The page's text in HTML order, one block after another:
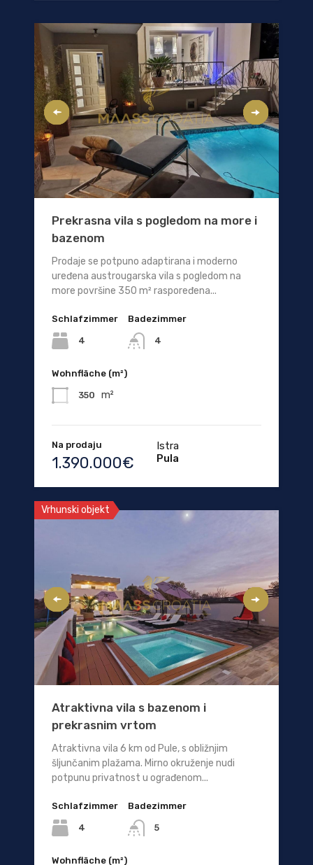
Prekrasna vila s pogledom na more i
bazenom
Prodaje se potpuno adaptirana i moderno
uređena austrougarska vila s pogledom na
more površine 350 m² raspoređena...
Schlafzimmer
4
Badezimmer
4
Wohnfläche (m²)
350 m²
Na prodaju
1.390.000€
Istra
Pula
Vrhunski objekt
Atraktivna vila s bazenom i
prekrasnim vrtom
Atraktivna vila 6 km od Pule, s obližnjim
šljunčanim plažama. Mirno okruženje nudi
potpunu privatnost u ograđenom...
Schlafzimmer
4
Badezimmer
5
Wohnfläche (m²)